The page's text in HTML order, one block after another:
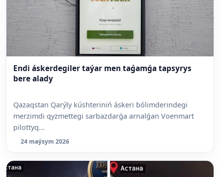
Endi áskerdegiler taýar men taǵamǵa tapsyrys
bere alady
Qazaqstan Qarýly kúshteriniń áskeri bólimderindegi
merzimdi qyzmettegi sarbazdarǵa arnalǵan Voenmart
pilottyq...
24 maýsym 2026